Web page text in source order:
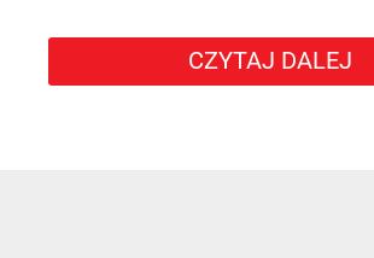
CZYTAJ DALEJ